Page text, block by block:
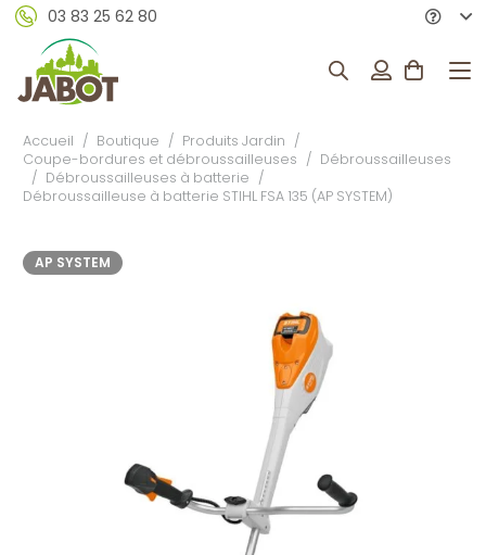
03 83 25 62 80
Accueil / Boutique / Produits Jardin /
Coupe-bordures et débroussailleuses / Débroussailleuses
/ Débroussailleuses à batterie /
Débroussailleuse à batterie STIHL FSA 135 (AP SYSTEM)
AP SYSTEM